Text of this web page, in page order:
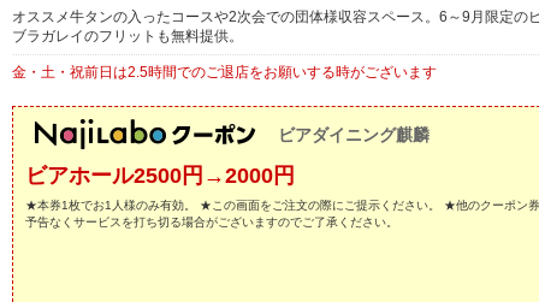
オススメ牛タンの入ったコースや2次会での団体様収容スペース。6～9月限定
ブラガレイのフリットも無料提供。
金・土・祝前日は2.5時間でのご退店をお願いする時がございます
ビアダイニング麒麟
ビアホール2500円→2000円
★本券1枚でお1人様のみ有効。 ★この画面をご注文の際にご提示ください。 ★他のクーポン
予告なくサービスを打ち切る場合がございますのでご了承ください。